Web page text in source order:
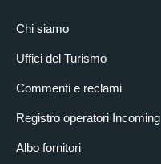
Chi siamo
Uffici del Turismo
Commenti e reclami
Registro operatori Incoming
Albo fornitori